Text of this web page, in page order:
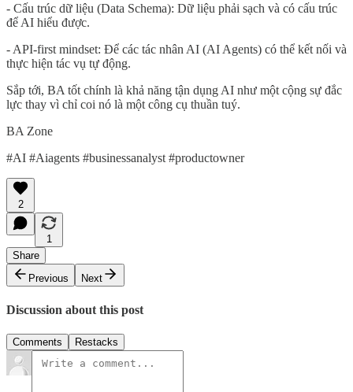
- Cấu trúc dữ liệu (Data Schema): Dữ liệu phải sạch và có cấu trúc
để AI hiểu được.
- API-first mindset: Để các tác nhân AI (AI Agents) có thể kết nối và
thực hiện tác vụ tự động.
Sắp tới, BA tốt chính là khả năng tận dụng AI như một cộng sự đắc
lực thay vì chỉ coi nó là một công cụ thuần tuý.
BA Zone
#AI #Aiagents #businessanalyst #productowner
2
1
Share
Previous
Next
Discussion about this post
Comments Restacks